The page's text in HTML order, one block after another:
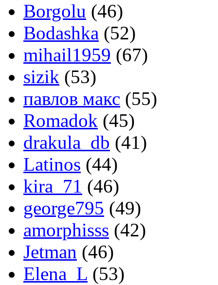
Borgolu (46)
Bodashka (52)
mihail1959 (67)
sizik (53)
павлов макс (55)
Romadok (45)
drakula_db (41)
Latinos (44)
kira_71 (46)
george795 (49)
amorphisss (42)
Jetman (46)
Elena_L (53)